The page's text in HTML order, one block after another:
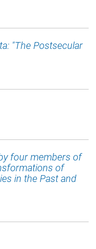
"The Postsecular
four members of
of
in the Past and